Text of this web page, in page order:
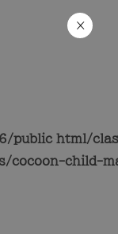
public_html/
cocoon-child-
×